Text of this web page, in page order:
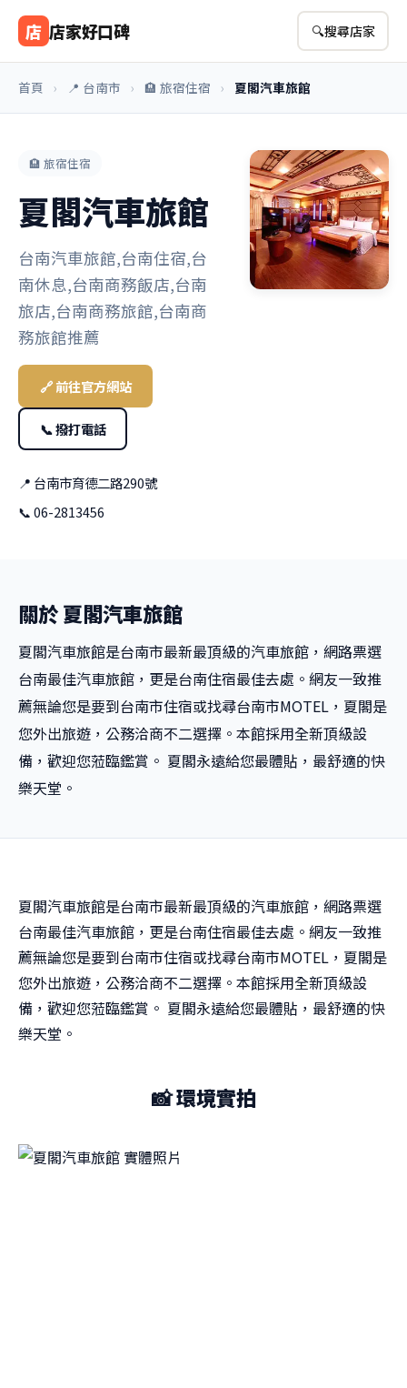
店 店家好口碑 🔍搜尋店家
首頁 › 📍 台南市 › 🏨 旅宿住宿 › 夏閣汽車旅館
🏨 旅宿住宿
夏閣汽車旅館
台南汽車旅館,台南住宿,台
南休息,台南商務飯店,台南
旅店,台南商務旅館,台南商
務旅館推薦
🔗 前往官方網站
📞 撥打電話
📍 台南市育德二路290號
📞 06-2813456
關於 夏閣汽車旅館
夏閣汽車旅館是台南市最新最頂級的汽車旅館，網路票選
台南最佳汽車旅館，更是台南住宿最佳去處。網友一致推
薦無論您是要到台南市住宿或找尋台南市MOTEL，夏閣是
您外出旅遊，公務洽商不二選擇。本館採用全新頂級設
備，歡迎您蒞臨鑑賞。 夏閣永遠給您最體貼，最舒適的快
樂天堂。
夏閣汽車旅館是台南市最新最頂級的汽車旅館，網路票選
台南最佳汽車旅館，更是台南住宿最佳去處。網友一致推
薦無論您是要到台南市住宿或找尋台南市MOTEL，夏閣是
您外出旅遊，公務洽商不二選擇。本館採用全新頂級設
備，歡迎您蒞臨鑑賞。 夏閣永遠給您最體貼，最舒適的快
樂天堂。
📸 環境實拍